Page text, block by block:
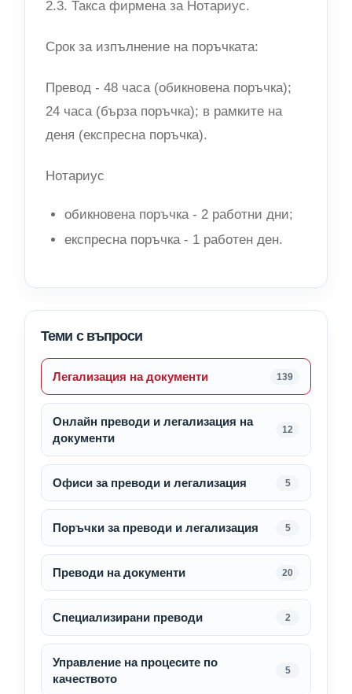
2.3. Такса фирмена за Нотариус.
Срок за изпълнение на поръчката:
Превод - 48 часа (обикновена поръчка);
24 часа (бърза поръчка); в рамките на
деня (експресна поръчка).
Нотариус
обикновена поръчка - 2 работни дни;
експресна поръчка - 1 работен ден.
Теми с въпроси
Легализация на документи 139
Онлайн преводи и легализация на
документи
12
Офиси за преводи и легализация 5
Поръчки за преводи и легализация 5
Преводи на документи 20
Специализирани преводи 2
Управление на процесите по
качеството
5